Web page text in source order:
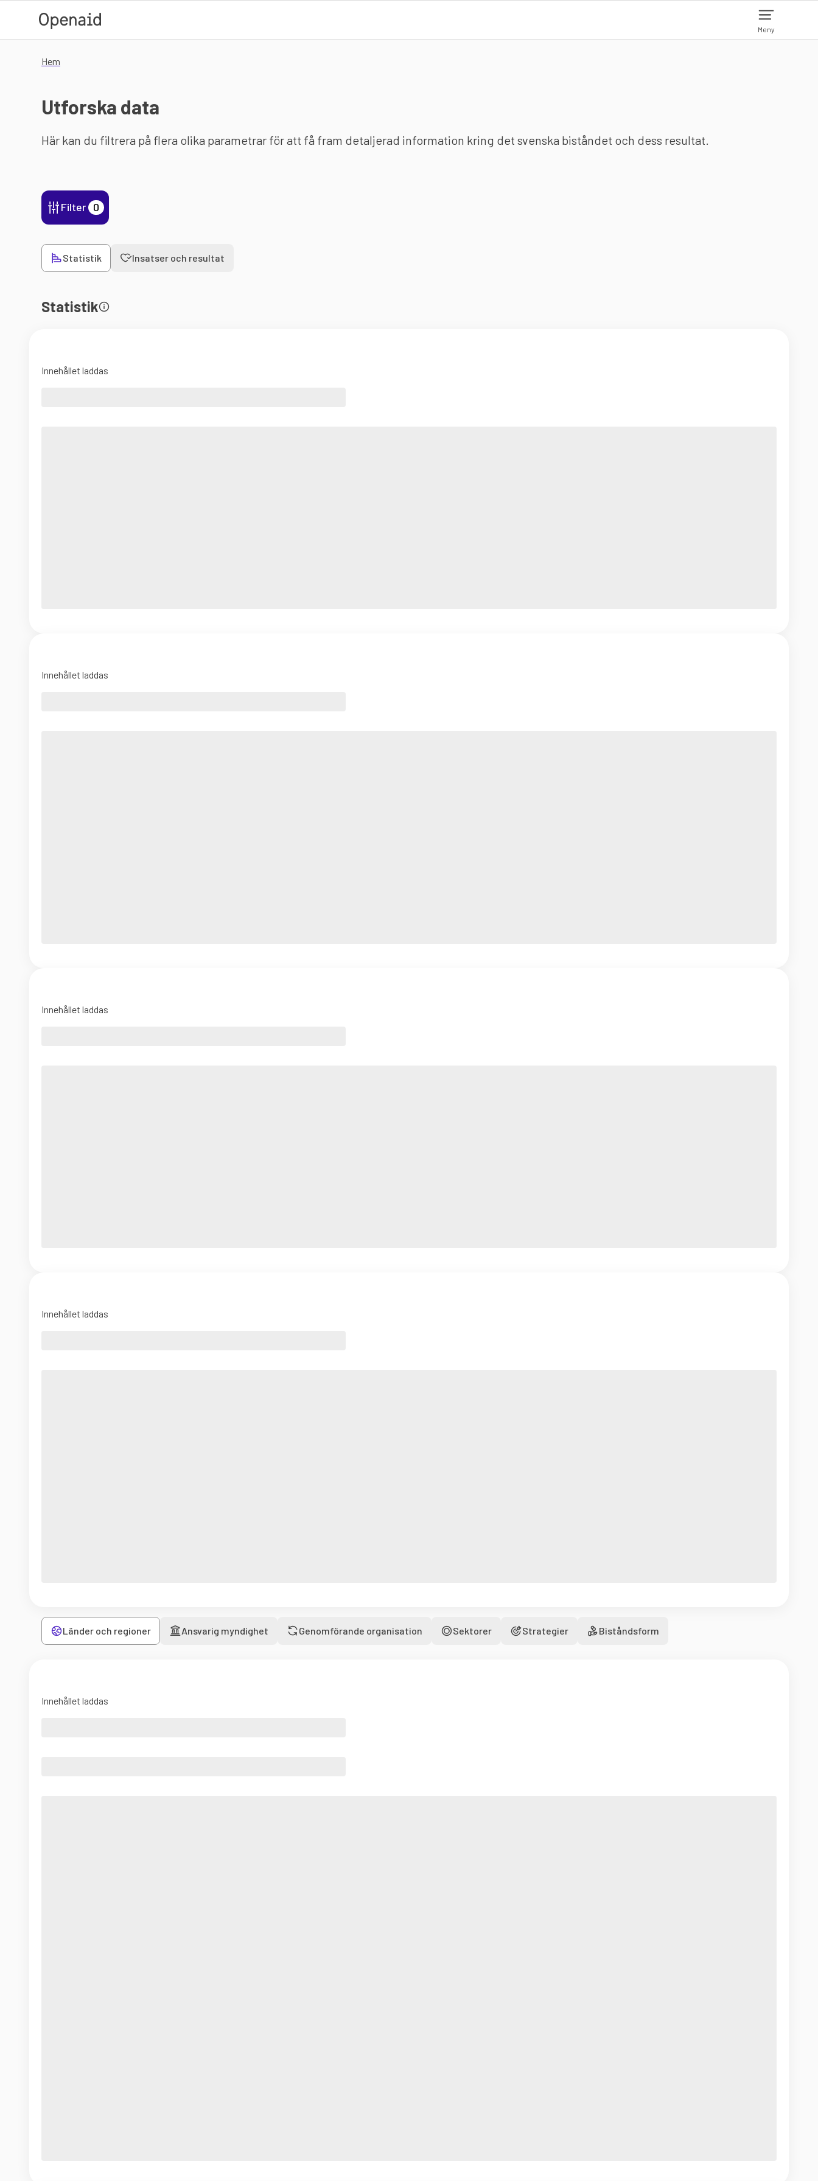
Meny
Hem
Utforska data
Här kan du filtrera på flera olika parametrar för att få fram detaljerad information kring det svenska biståndet och dess resultat.
Filter 0
Statistik Insatser och resultat
Statistik
Innehållet laddas
Innehållet laddas
Innehållet laddas
Innehållet laddas
Länder och regioner Ansvarig myndighet Genomförande organisation Sektorer Strategier Biståndsform
Innehållet laddas